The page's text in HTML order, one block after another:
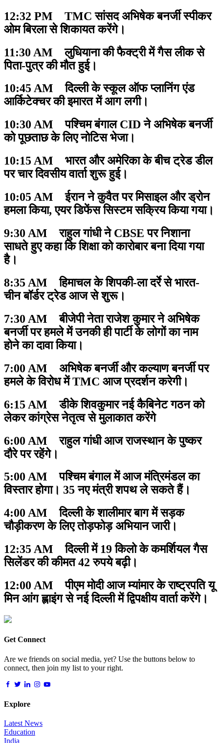
12:32 PM TMC सांसद अभिषेक बनर्जी स्पीकर
ओम बिरला से शिकायत करेंगे।
11:30 AM लुधियाना की फैक्ट्री में गैस लीक से
पिता-पुत्र की मौत हुई।
10:45 AM दिल्ली के स्कूल ऑफ प्लानिंग एंड
आर्किटेक्चर की इमारत में आग लगी।
10:30 AM पश्चिम बंगाल CID ने अभिषेक बनर्जी
को पूछताछ के लिए नोटिस भेजा।
10:15 AM भारत और अमेरिका के बीच ट्रेड डील
पर चार दिवसीय वार्ता शुरू हुई।
10:05 AM ईरान ने कुवैत पर मिसाइल और ड्रोन
हमला किया, एयर डिफेंस सिस्टम सक्रिय किया गया।
9:30 AM राहुल गांधी ने CBSE पर निशाना
साधते हुए कहा कि शिक्षा को कारोबार बना दिया गया
है।
8:35 AM हिमाचल के शिपकी-ला दर्रे से भारत-
चीन बॉर्डर ट्रेड आज से शुरू।
7:30 AM बीजेपी नेता राजेश कुमार ने अभिषेक
बनर्जी पर हमले में उनकी ही पार्टी के लोगों का नाम
होने का दावा किया।
7:00 AM अभिषेक बनर्जी और कल्याण बनर्जी पर
हमले के विरोध में TMC आज प्रदर्शन करेगी।
6:15 AM डीके शिवकुमार नई कैबिनेट गठन को
लेकर कांग्रेस नेतृत्व से मुलाकात करेंगे
6:00 AM राहुल गांधी आज राजस्थान के पुष्कर
दौरे पर रहेंगे।
5:00 AM पश्चिम बंगाल में आज मंत्रिमंडल का
विस्तार होगा। 35 नए मंत्री शपथ ले सकते हैं।
4:00 AM दिल्ली के शालीमार बाग में सड़क
चौड़ीकरण के लिए तोड़फोड़ अभियान जारी।
12:35 AM दिल्ली में 19 किलो के कमर्शियल गैस
सिलेंडर की कीमत 42 रुपये बढ़ी।
12:00 AM पीएम मोदी आज म्यांमार के राष्ट्रपति यू
मिन आंग ह्लाइंग से नई दिल्ली में द्विपक्षीय वार्ता करेंगे।
Get Connect
Are we friends on social media, yet? Use the buttons below to
connect, then join my list to your right.
Explore
Latest News
Education
India